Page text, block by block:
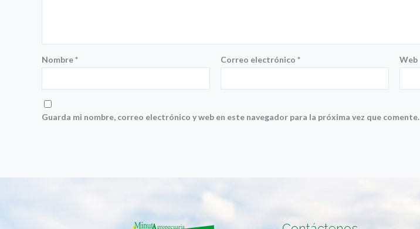
Nombre* Correo electrónico* Web
Guarda mi nombre, correo electrónico y web en este navegador para la próxima vez que comente.